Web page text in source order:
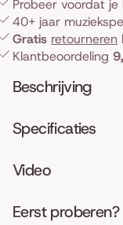
Probeer voordat je
40+ jaar
Gratis retourneren
Klantbeoordeling
Beschrijving
Specificaties
Video
Eerst proberen?